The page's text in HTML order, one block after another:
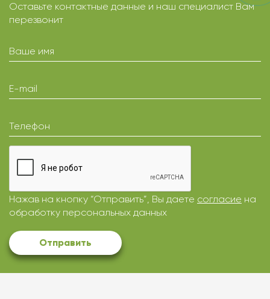
Оставьте контактные данные и наш специалист Вам
перезвонит
Ваше имя
E-mail
Телефон
Нажав на кнопку “Отправить”, Вы даете согласие на
обработку персональных данных
Отправить